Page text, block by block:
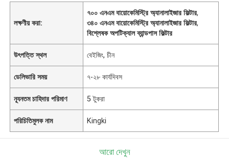
লক্ষণীয় করা:
৭০০ এনএম বায়োকেমিস্ট্রি অ্যানালাইজার ফিল্টার,
৩৪০ এনএম বায়োকেমিস্ট্রি অ্যানালাইজার ফিল্টার,
বিশ্লেষক অপটিক্যাল ব্যান্ডপাস ফিল্টার
উৎপত্তি স্থল বেইজিং, চীন
ডেলিভারি সময় ৭-২৮ কার্যদিবস
ন্যূনতম চাহিদার পরিমাণ 5 টুকরা
পরিচিতিমুলক নাম Kingki
আরো দেখুন